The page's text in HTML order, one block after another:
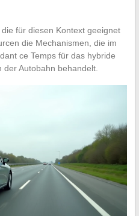
für diesen Kontext geeignet
die Mechanismen, die im
ce Temps für das hybride
Autobahn behandelt.